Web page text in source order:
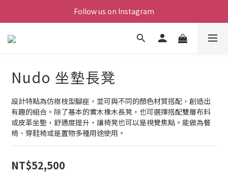
Follow us on Instagram
Nudo 坐墊長凳
設計特點為仿樹枝型腳座，並可與不同的顏色材質搭配，創造出
有趣的組合。除了基本的實木橡木長凳，也可選擇搭配雙層布料
或皮革坐墊，舒適度提升，讓椅凳也可以是視覺焦點。能做為餐
椅、穿鞋椅或是置物多種用途使用。
NT$52,500